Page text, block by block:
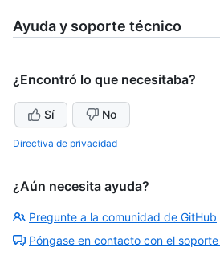
Ayuda y soporte técnico
¿Encontró lo que necesitaba?
Sí No
Directiva de privacidad
¿Aún necesita ayuda?
Pregunte a la comunidad de GitHub
Póngase en contacto con el